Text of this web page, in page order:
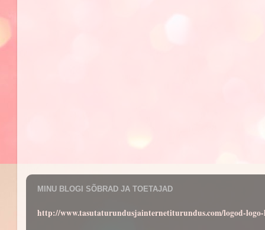
MINU BLOGI SÕBRAD JA TOETAJAD
http://www.tasutaturundusjainternetiturundus.com/logod-